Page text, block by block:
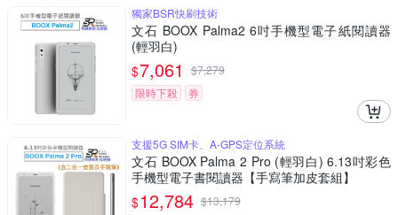
獨家BSR快刷技術
文石 BOOX Palma2 6吋手機型電子紙閱讀器
(輕羽白)
$7,061 $7,279
限時下殺
券
支援5G SIM卡、A-GPS定位系統
文石 BOOX Palma 2 Pro (輕羽白) 6.13吋彩色
手機型電子書閱讀器【手寫筆加皮套組】
$12,784 $13,179